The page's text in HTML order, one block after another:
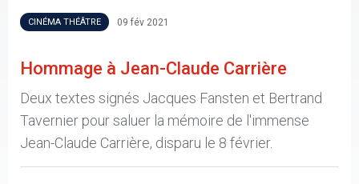
CINÉMA THÉÂTRE 09 fév 2021
Hommage à Jean-Claude Carrière
Deux textes signés Jacques Fansten et Bertrand
Tavernier pour saluer la mémoire de l'immense
Jean-Claude Carrière, disparu le 8 février.